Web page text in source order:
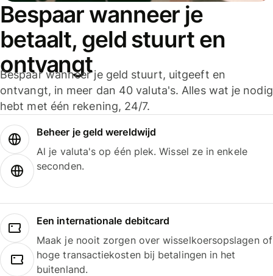
Bespaar wanneer je
betaalt, geld stuurt en
ontvangt
Bespaar wanneer je geld stuurt, uitgeeft en
ontvangt, in meer dan 40 valuta's. Alles wat je nodig
hebt met één rekening, 24/7.
Beheer je geld wereldwijd
Al je valuta's op één plek. Wissel ze in enkele
seconden.
Een internationale debitcard
Maak je nooit zorgen over wisselkoersopslagen of
hoge transactiekosten bij betalingen in het
buitenland.